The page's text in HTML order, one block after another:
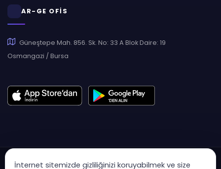
AR-GE OFİS
Güneştepe Mah. 856. Sk. No: 33 A Blok Daire: 19
Osmangazi / Bursa
İnternet sitemizde gizliliğinizi koruyabilmek ve size